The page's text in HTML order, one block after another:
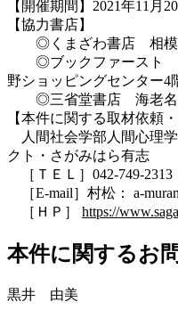
【開催期間】2021年11月
【協力書店】
◎くまざわ書店 相模大
◎ブックファースト ボ
野ショッピングセンター4
◎三省堂書店 海老名店
【本件に関する取材依頼
人間社会学部人間心理
クト・さがみはら有志
［ＴＥＬ］042-749-
［E-mail］村松： a-
［ＨＰ］ https://
本件に関するお
黒井 由美